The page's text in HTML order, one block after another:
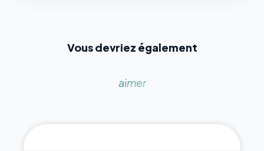
Vous devriez également
aimer